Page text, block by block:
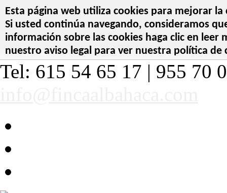
Esta página web utiliza cookies para mejorar
Si usted continúa navegando, consideramos
información sobre las cookies haga clic en leer
nuestro aviso legal para ver nuestra política de
Tel: 615 54 65 17 | 955 70